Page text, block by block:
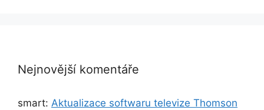
Nejnovější komentáře
smart: Aktualizace softwaru televize Thomson